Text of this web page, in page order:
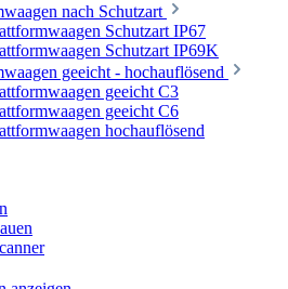
nach Schutzart
Schutzart IP67
Schutzart IP69K
geeicht - hochauflösend
geeicht C3
geeicht C6
hochauflösend